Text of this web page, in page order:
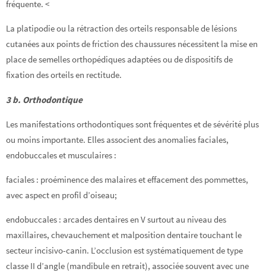
fréquente. <
La platipodie ou la rétraction des orteils responsable de lésions
cutanées aux points de friction des chaussures nécessitent la mise en
place de semelles orthopédiques adaptées ou de dispositifs de
fixation des orteils en rectitude.
3 b. Orthodontique
Les manifestations orthodontiques sont fréquentes et de sévérité plus
ou moins importante. Elles associent des anomalies faciales,
endobuccales et musculaires :
faciales : proéminence des malaires et effacement des pommettes,
avec aspect en profil d’oiseau;
endobuccales : arcades dentaires en V surtout au niveau des
maxillaires, chevauchement et malposition dentaire touchant le
secteur incisivo-canin. L’occlusion est systématiquement de type
classe II d’angle (mandibule en retrait), associée souvent avec une